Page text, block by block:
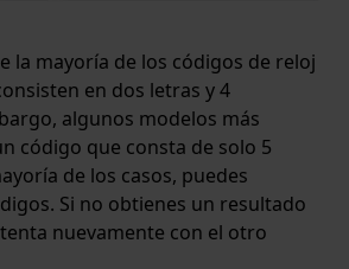
la mayoría de los códigos de reloj
en dos letras y 4
algunos modelos más
código que consta de solo 5
de los casos, puedes
Si no obtienes un resultado
nuevamente con el otro